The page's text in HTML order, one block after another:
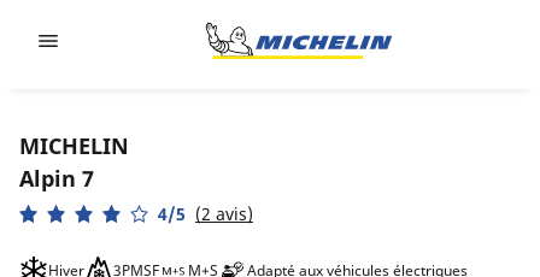
MICHELIN
Alpin 7
4/5 (2 avis)
Hiver 3PMSF M+S Adapté aux véhicules électriques